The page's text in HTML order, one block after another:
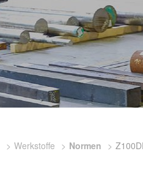
Werkstoffe Normen